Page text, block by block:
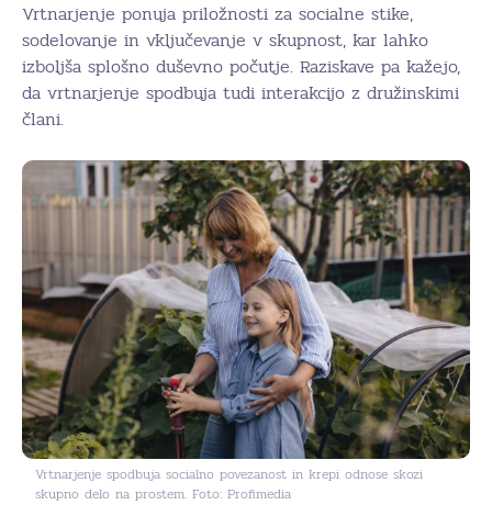
Vrtnarjenje ponuja priložnosti za socialne stike,
sodelovanje in vključevanje v skupnost, kar lahko
izboljša splošno duševno počutje. Raziskave pa kažejo,
da vrtnarjenje spodbuja tudi interakcijo z družinskimi
člani.
Vrtnarjenje spodbuja socialno povezanost in krepi odnose skozi
skupno delo na prostem. Foto: Profimedia